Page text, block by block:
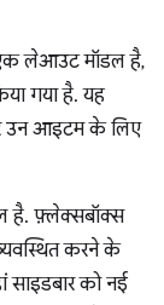
लेआउट मॉडल है,
गया है. यह
आइटम के लिए
है. फ़्लेक्सबॉक्स
करने के
को नई